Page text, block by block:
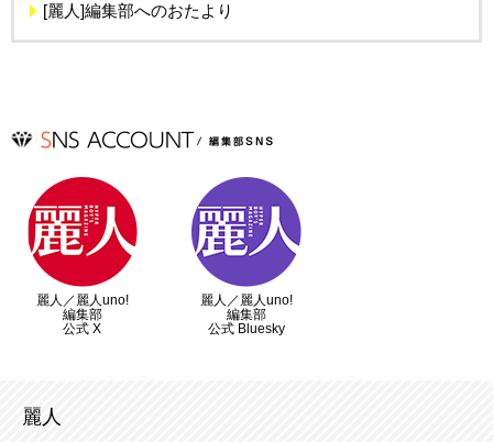
[麗人]編集部へのおたより
麗人／麗人uno!
編集部
公式 X
麗人／麗人uno!
編集部
公式 Bluesky
麗人